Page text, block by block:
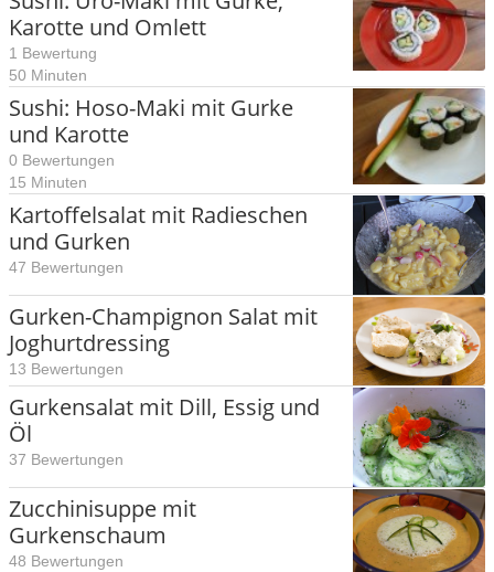
Karotte und Omlett
1 Bewertung
50 Minuten
Sushi: Hoso-Maki mit Gurke
und Karotte
0 Bewertungen
15 Minuten
Kartoffelsalat mit Radieschen
und Gurken
47 Bewertungen
Gurken-Champignon Salat mit
Joghurtdressing
13 Bewertungen
Gurkensalat mit Dill, Essig und
Öl
37 Bewertungen
Zucchinisuppe mit
Gurkenschaum
48 Bewertungen